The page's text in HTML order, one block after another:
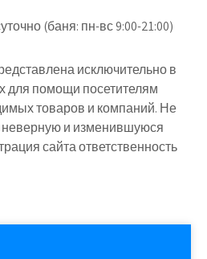
(баня: пн-вс 9:00-21:00)
исключительно в
для помощи посетителям
товаров и компаний. Не
и изменившуюся
сайта ответственность